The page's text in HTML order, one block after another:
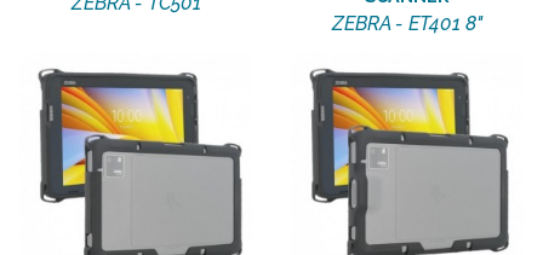
ZEBRA - ET401 8"